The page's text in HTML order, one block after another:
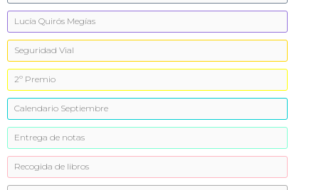
Lucía Quirós Megías
Seguridad Vial
2º Premio
Calendario Septiembre
Entrega de notas
Recogida de libros